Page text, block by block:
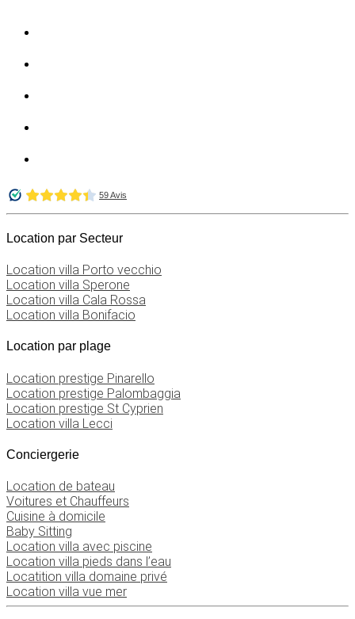
Location par Secteur
Location villa Porto vecchio
Location villa Sperone
Location villa Cala Rossa
Location villa Bonifacio
Location par plage
Location prestige Pinarello
Location prestige Palombaggia
Location prestige St Cyprien
Location villa Lecci
Conciergerie
Location de bateau
Voitures et Chauffeurs
Cuisine à domicile
Baby Sitting
Location villa avec piscine
Location villa pieds dans l’eau
Locatition villa domaine privé
Location villa vue mer